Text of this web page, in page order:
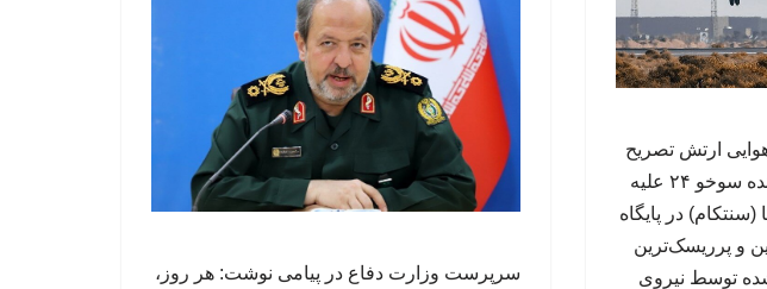
ارتش تصریح
کرد: ماموریت دو فروند جنگنده سوخو ۲۴ علیه
در پایگاه
و پرریسک‌ترین
توسط نیروی
سرپرست وزارت دفاع در پیامی نوشت: هر روز،